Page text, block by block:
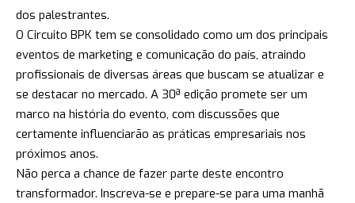
dos palestrantes.
O Circuito BPK tem se consolidado como um dos principais
eventos de marketing e comunicação do país, atraindo
profissionais de diversas áreas que buscam se atualizar e
se destacar no mercado. A 30ª edição promete ser um
marco na história do evento, com discussões que
certamente influenciarão as práticas empresariais nos
próximos anos.
Não perca a chance de fazer parte deste encontro
transformador. Inscreva-se e prepare-se para uma manhã